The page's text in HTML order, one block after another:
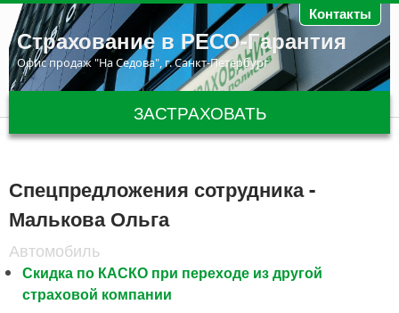
Перейти к основному содержанию Контакты
Страхование в РЕСО-Гарантия
Офис продаж "На Седова", г. Санкт-Петербург
ЗАСТРАХОВАТЬ
Спецпредложения сотрудника -
Малькова Ольга
Автомобиль
Скидка по КАСКО при переходе из другой
страховой компании